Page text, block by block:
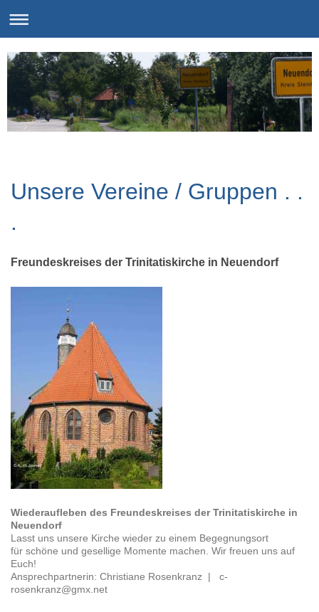
Unsere Vereine / Gruppen . .
.
Freundeskreises der Trinitatiskirche in Neuendorf
Wiederaufleben des Freundeskreises der Trinitatiskirche in
Neuendorf
Lasst uns unsere Kirche wieder zu einem Begegnungsort
für schöne und gesellige Momente machen. Wir freuen uns auf
Euch!
Ansprechpartnerin: Christiane Rosenkranz | c-
rosenkranz@gmx.net